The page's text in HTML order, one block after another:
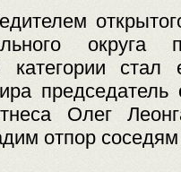
категории стал
Олег
отпор соседям